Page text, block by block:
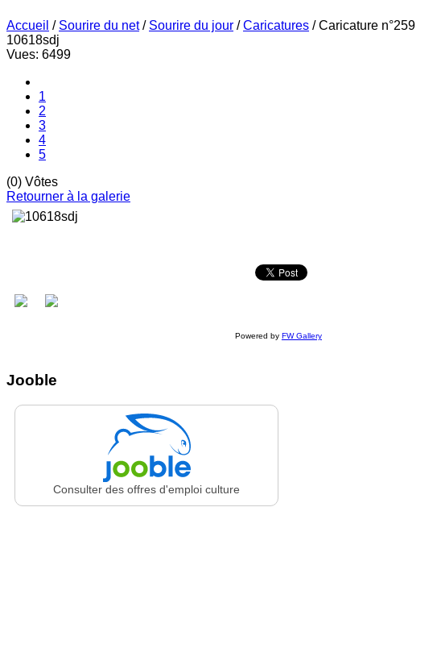
Accueil / Sourire du net / Sourire du jour /Caricatures /Caricature n°259
10618sdj
Vues: 6499
1
2
3
4
5
(0) Vôtes
Retourner à la galerie
Powered by FW Gallery
Jooble
Consulter des offres d'emploi culture